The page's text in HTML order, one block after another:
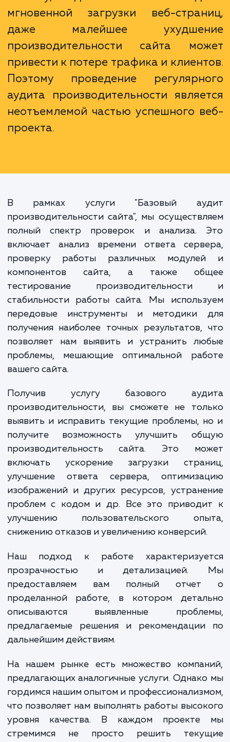
хостинг, ускорив загрузку страниц и
нагрузку на сервер.
В эпоху, когда пользователи
мгновенной загрузки веб-
даже малейшее
аудита производительности
неотъемлемой частью успешного
В рамках услуги "Базовый
производительности сайта", мы
полный спектр проверок и анализа.
включает анализ времени ответа
компонентов сайта, а также
тестирование
стабильности работы сайта. Мы
передовые инструменты и методики
получения наиболее точных результатов,
позволяет нам выявить и устранить
проблемы, мешающие оптимальной
вашего сайта.
Получив услугу базового
выявить и исправить текущие проблемы,
получите возможность улучшить
производительность сайта. Это
включать ускорение загрузки
улучшение ответа сервера,
изображений и других ресурсов,
улучшению пользовательского
снижению отказов и увеличению конверсий.
Наш подход к работе
прозрачностью и детализацией.